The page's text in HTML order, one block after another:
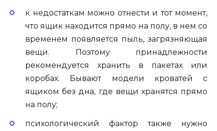
к недостаткам можно отнести и тот момент,
что ящик находится прямо на полу, в нем со
временем появляется пыль, загрязняющая
вещи. Поэтому принадлежности
рекомендуется хранить в пакетах или
коробах. Бывают модели кроватей с
ящиком без дна, где вещи хранятся прямо
на полу;
психологический фактор также нужно